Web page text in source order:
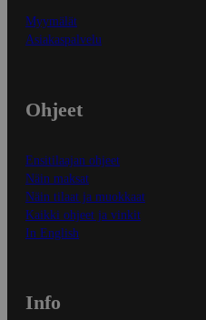
Myymälät
Asiakaspalvelu
Ohjeet
Ensitilaajan ohjeet
Näin maksat
Näin tilaat ja muokkaat
Kaikki ohjeet ja vinkit
In English
Info